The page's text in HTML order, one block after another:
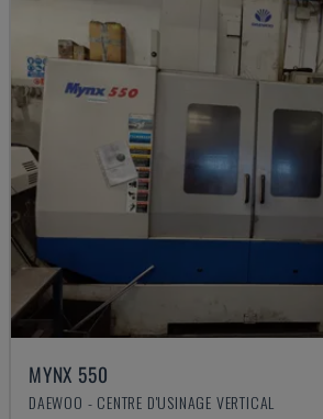
MYNX 550
DAEWOO - CENTRE D'USINAGE VERTICAL